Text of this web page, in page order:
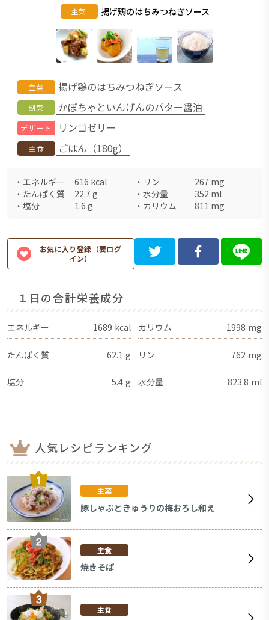
主菜 揚げ鶏のはちみつねぎソース
主菜 揚げ鶏のはちみつねぎソース
副菜 かぼちゃといんげんのバター醤油
デザート リンゴゼリー
主食 ごはん（180g）
・ エネルギー 616 kcal ・ リン 267 mg
・ たんぱく質 22.7 g ・ 水分量 352 ml
・ 塩分 1.6 g ・ カリウム 811 mg
お気に入り登録（要ログ
イン）
１日の合計栄養成分
エネルギー 1689 kcal カリウム 1998 mg
たんぱく質 62.1 g リン 762 mg
塩分 5.4 g 水分量 823.8 ml
人気レシピランキング
主菜
豚しゃぶときゅうりの梅おろし和え
主食
焼きそば
主食